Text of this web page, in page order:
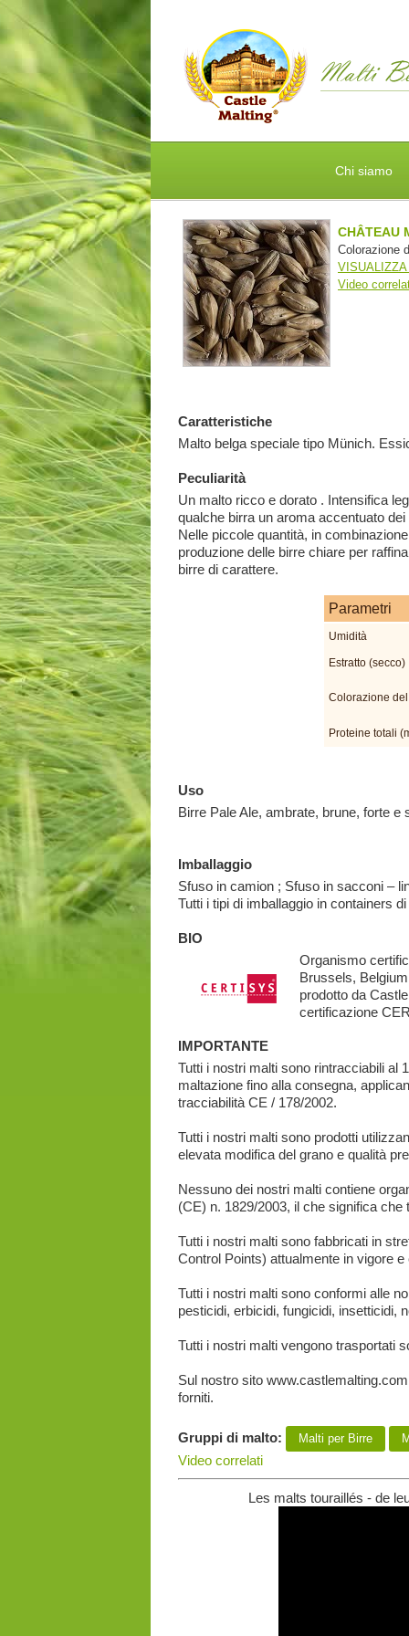
Chi siamo
CHÂTEAU
Colorazione
Video
Caratteristiche
Malto belga speciale tipo Münich.
Peculiarità
Un malto ricco e dorato . Intensifica
qualche birra un aroma accentuato
Nelle piccole quantità, in
produzione delle birre chiare per
birre di carattere.
Parametri
Umidità
Estratto (secco)
Colorazione
Proteine totali
Uso
Birre Pale Ale, ambrate, brune, forte
Imballaggio
Sfuso in camion ; Sfuso in sacconi –
Tutti i tipi di imballaggio in containers
BIO
Organismo
Brussels,
prodotto da
certificazione
IMPORTANTE
Tutti i nostri malti sono rintracciabili al
maltazione fino alla consegna,
tracciabilità CE / 178/2002.
Tutti i nostri malti sono prodotti
elevata modifica del grano e qualità
Nessuno dei nostri malti contiene
(CE) n. 1829/2003, il che significa
Tutti i nostri malti sono fabbricati in
Control Points) attualmente in vigore
Tutti i nostri malti sono conformi alle
pesticidi, erbicidi, fungicidi, insetticidi,
Tutti i nostri malti vengono trasportati
Sul nostro sito
forniti.
Gruppi di malto: Malti per Birre
Video correlati
Les malts touraillés - de